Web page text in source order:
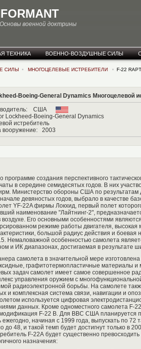
Основы военной доктрины
ТЕХНИКА ВОЕННО-ВОЗДУШНЫЕ СИЛЫ
СИЛЫ МНОГОЦЕЛЕВЫЕ ИСТРЕБИТЕЛИ F-22
Boeing-General Dynamics Многоцелевой
США
Lockheed-Boeing-General Dynamics
истребитель
вооружение: 2003
программе создания перспективного
в середине семидесятых годов. В них
Министерство обороны США по
девяностых годов, выбрало в качестве
YF-22A фирмы Локхид, первый полет
наименование "Лайтнинг-2",
воздухе. Его основными особенностями
режиме работы двигателя, высокая
большой радиус действия и боевая
Немаловажной особенностью самолета
и ИК диапазонах, достигаемая в результате
самолета в значительной мере
графитотермопластичные материалы и
задач самолет имеет самое совершенное
управления оружием с
радиоэлектронной борьбы. На самолете
и комплексная система связи, навигации и
используется цифровая
данных. Кроме одноместного самолета F-
F-22 В. Для ВВС США планируется
ежегодно, начиная с 1999 года, выпускать по
до 48, и такой темп будет достигнут только в
F-22А будет существенно
назначения: